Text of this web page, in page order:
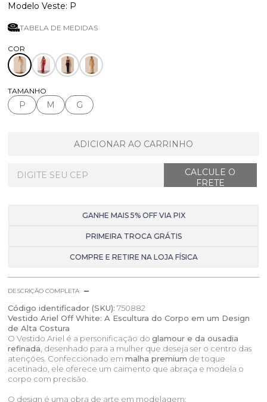
P
TABELA DE MEDIDAS
TAMANHO
P M G
ADICIONAR AO CARRINHO
GANHE MAIS 5% OFF VIA PIX
PRIMEIRA TROCA GRÁTIS
COMPRE E RETIRE NA LOJA FÍSICA
DESCRIÇÃO COMPLETA
Código identificador (SKU): 750882
Vestido Ariel Off White: A Escultura do Corpo em um Design
de Alta Costura
O Vestido Ariel é a personificação doglamour e da ousadia
refinada, desenhado para a mulher que deseja ser o centro das
atenções. Confeccionado emmalha premium de toque
acetinado, ele oferece um caimento que abraça e modela o
corpo com precisão.
O design é uma obra de arte em modelagem: